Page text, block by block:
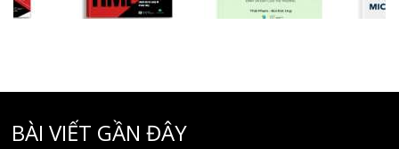
BÀI VIẾT GẦN ĐÂY